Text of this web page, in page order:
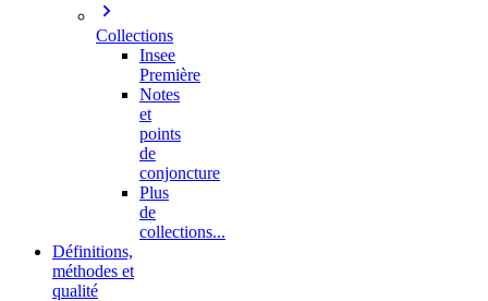
Collections
Insee
Première
Notes
et
points
de
conjoncture
Plus
de
collections...
Définitions,
méthodes et
qualité